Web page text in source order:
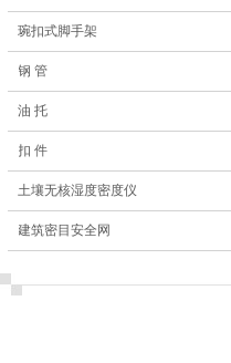
琬扣式脚手架
钢 管
油 托
扣 件
土壤无核湿度密度仪
建筑密目安全网